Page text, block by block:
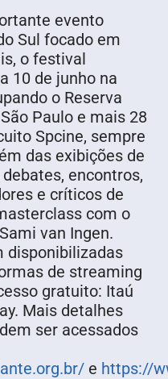
evento
Sul focado em
o festival
10 de junho na
o Reserva
Paulo e mais 28
Spcine, sempre
das exibições de
encontros,
e críticos de
com o
van Ingen.
disponibilizadas
de streaming
gratuito: Itaú
Mais detalhes
ser acessados
e https://